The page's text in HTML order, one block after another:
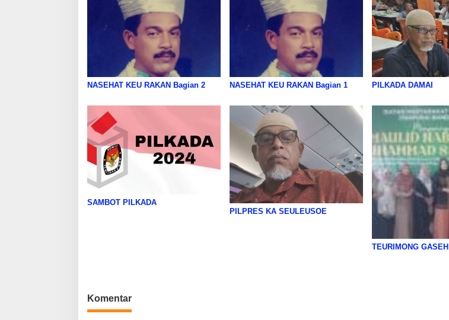
NASEHAT KEU RAKAN Bagian 2 NASEHAT KEU RAKAN Bagian 1 PILKADA DAMAI
SAMBOT PILKADA
PILPRES KA SEULEUSOE
TEURIMONG GASEH
Komentar